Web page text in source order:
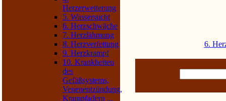
Herzerweiterung
5. Wassersucht
6. Herzschwäche
7. Herzlähmung
8. Herzverfettung
9. Herzkrampf
10. Krankheiten
des
Gefäßsystems,
Venenentzündung,
Krampfadern ...
6.